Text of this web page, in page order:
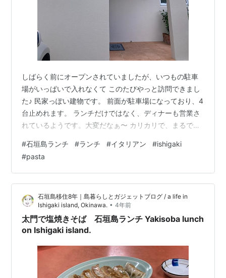
しばらく前にオープンされていましたが、いつもの駐車
場がいっぱいで入れなくて このたびやっと訪問できまし
た♪ 民家っぽい建物です。 前面が駐車場になっており、4
台止めれます。 ランチだけではなく、ディナーも営業さ
れているようです。大変だなぁ〜 カリカリで、まるでク
ーズを使わないトマトソースのピザです。シンプルだけ
に素材の味で勝負タイプのピザです。 こちらは日替わり
パスタ、茄子とシーフードのトマトソース。 アツアツで
ニンニクが効いておいしかったです。そしてリーズナブ
ル。 コーヒーとサラダ、1人はデザートもたべて、 2人で
2050円でした。 コーヒ…
#石垣島ランチ #ランチ #イタリアン #ishigaki
#pasta
石垣島移住8年｜島暮らしとガジェットブログ / a life in
Ishigaki island, Okinawa. • 4年前
太門で塩焼きそば 石垣島ランチ Yakisoba lunch
on Ishigaki island.